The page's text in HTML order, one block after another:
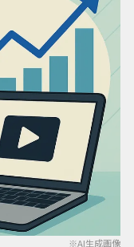
※AI生成画像